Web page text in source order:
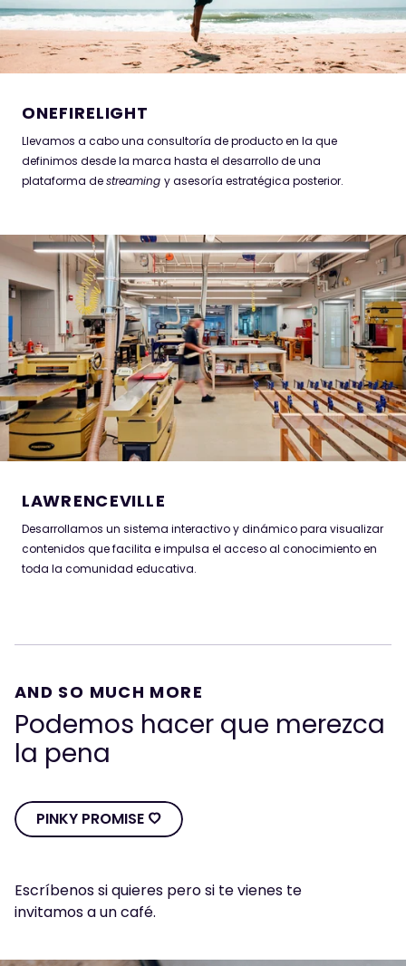
ONEFIRELIGHT
Llevamos a cabo una consultoría de producto en la que
definimos desde la marca hasta el desarrollo de una
plataforma destreaming y asesoría estratégica posterior.
LAWRENCEVILLE
Desarrollamos un sistema interactivo y dinámico para visualizar
contenidos que facilita e impulsa el acceso al conocimiento en
toda la comunidad educativa.
LAWRENCEVILLE
Desarrollamos un sistema interactivo y dinámico para visualizar
contenidos que facilita e impulsa el acceso al conocimiento en
toda la comunidad educativa.
AND SO MUCH MORE
Podemos hacer que merezca
la pena
PINKYPROMISE Ô
PINKY PROMISE Ô
Escríbenos si quieres pero si te vienes te
invitamos a un café.